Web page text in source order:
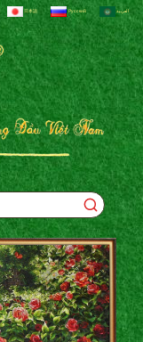
日本語 Русский العربية